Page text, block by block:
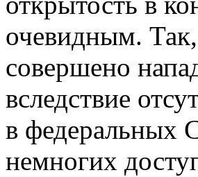
очевидным. Так,
совершено
вследствие
в федеральных
немногих